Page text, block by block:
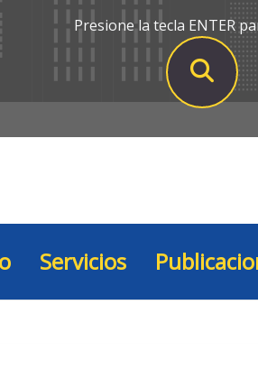
Presione la tecla ENTER
Servicios